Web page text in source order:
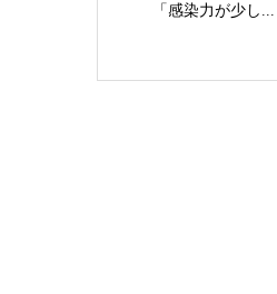
「感染力が少し...